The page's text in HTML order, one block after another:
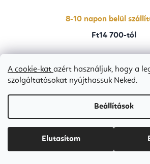
A cookie-kat azért használjuk, hogy a
szolgáltatásokat nyújthassuk Neked.
Beállítások
Elutasítom
8-10 napon belül
Ft14 700-tól
1 2 3